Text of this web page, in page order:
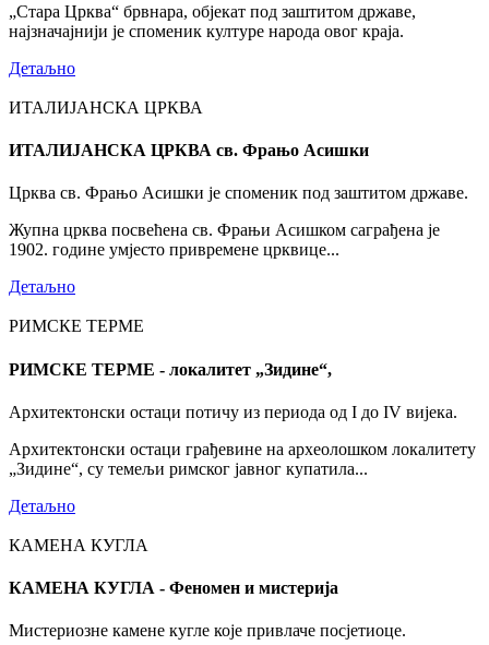
„Стара Црква“ брвнара, објекат под заштитом државе,
најзначајнији је споменик културе народа овог краја.
Детаљно
ИТАЛИЈАНСКА ЦРКВА
ИТАЛИЈАНСКА ЦРКВА св. Фрањо Асишки
Црква св. Фрањо Асишки је споменик под заштитом државе.
Жупна црква посвећена св. Фрањи Асишком саграђена је
1902. године умјесто привремене црквице...
Детаљно
РИМСКЕ ТЕРМЕ
РИМСКЕ ТЕРМЕ - локалитет „Зидине“,
Архитектонски остаци потичу из периода од I до IV вијека.
Архитектонски остаци грађевине на археолошком локалитету
„Зидине“, су темељи римског јавног купатила...
Детаљно
КАМЕНА КУГЛА
КАМЕНА КУГЛА - Феномен и мистерија
Мистериозне камене кугле које привлаче посјетиоце.